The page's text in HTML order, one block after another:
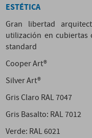
ESTÉTICA
Gran libertad
utilización en
standard
Cooper Art®
Silver Art®
Gris Claro RAL 7047
Gris Basalto: RAL 7012
Verde: RAL 6021